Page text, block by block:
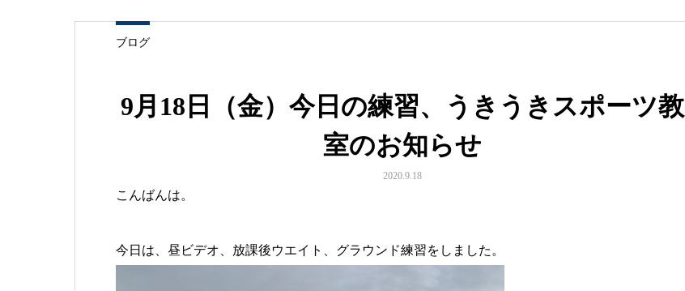
ブログ
9月18日（金）今日の練習、うきうきスポーツ教
室のお知らせ
2020.9.18
こんばんは。
今日は、昼ビデオ、放課後ウエイト、グラウンド練習をしました。